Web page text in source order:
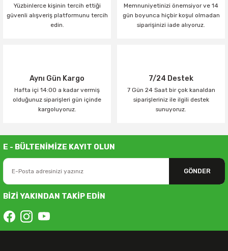
Yüzbinlerce kişinin tercih ettiği
güvenli alışveriş platformunu tercih
edin.
Memnuniyetinizi önemsiyor ve 14
gün boyunca hiçbir koşul olmadan
siparişinizi iade alıyoruz.
Aynı Gün Kargo
Hafta içi 14:00 a kadar vermiş
olduğunuz siparişleri gün içinde
kargoluyoruz.
7/24 Destek
7 Gün 24 Saat bir çok kanaldan
siparişleriniz ile ilgili destek
sunuyoruz.
E - BÜLTENİMİZE KAYIT OLUN
GÖNDER
BİZİ YAKINDAN TAKİP EDİN